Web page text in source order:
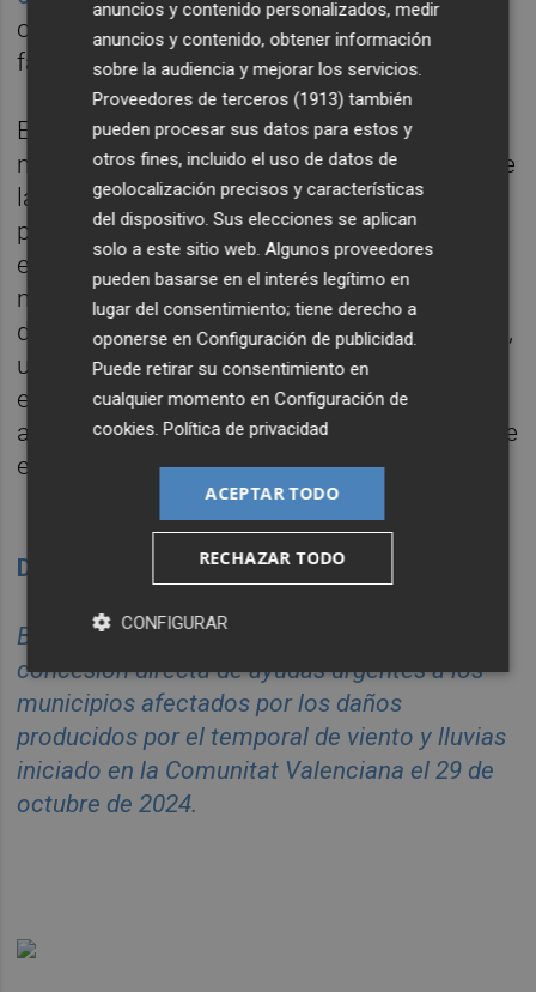
obtener la nota simple del inmueble,
facilitando el trámite.
El procedimiento se iniciará de oficio
mediante una petición razonada por parte de
la alcaldía de la corporación local, y la
presentación de una declaración certificada,
expedida por la secretaría/intervención
municipal, en un plazo de un mes desde el
día siguiente al de la publicación del decreto,
una primera valoración de los gastos
extraordinarios que haya tenido que
acometer el municipio durante el episodio de
emergencia.
Trámite ayudas para los afectados por la
Dana en Valencia
Bases reguladoras y del procedimiento de
concesión directa de ayudas urgentes a los
municipios afectados por los daños
producidos por el temporal de viento y lluvias
iniciado en la Comunitat Valenciana el 29 de
octubre de 2024.
anuncios y contenido personalizados, medir
anuncios y contenido, obtener información
sobre la audiencia y mejorar los servicios.
Proveedores de terceros (1913) también
pueden procesar sus datos para estos y
otros fines, incluido el uso de datos de
geolocalización precisos y características
del dispositivo. Sus elecciones se aplican
solo a este sitio web. Algunos proveedores
pueden basarse en el interés legítimo en
lugar del consentimiento; tiene derecho a
oponerse enConfiguración de publicidad
Puede retirar su consentimiento en
cualquier momento enConfiguración de
cookies .Política de privacidad
ACEPTAR TODO
RECHAZAR TODO
CONFIGURAR